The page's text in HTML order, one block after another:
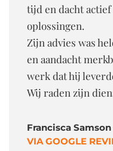
tijd en dacht
oplossingen.
Zijn advies was
en aandacht
werk dat hij
Wij raden zijn
Francisca Samson
VIA GOOGLE